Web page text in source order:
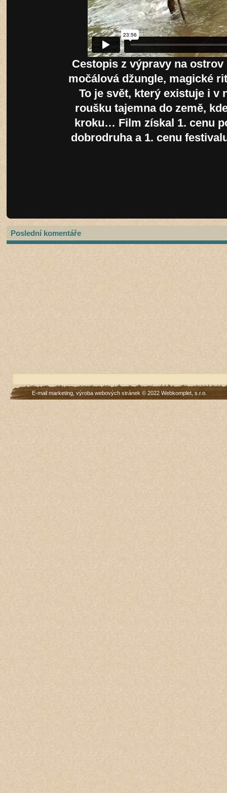
Cestopis z výpravy na
močálová džungle, magické
To je svět, který existuje i v
roušku tajemna do země,
kroku… Film získal 1. cenu
dobrodruha a 1. cenu
Poslední komentáře
E-mail marketing výroba webových stránek © 2022 Webkomplet, s.r.o.